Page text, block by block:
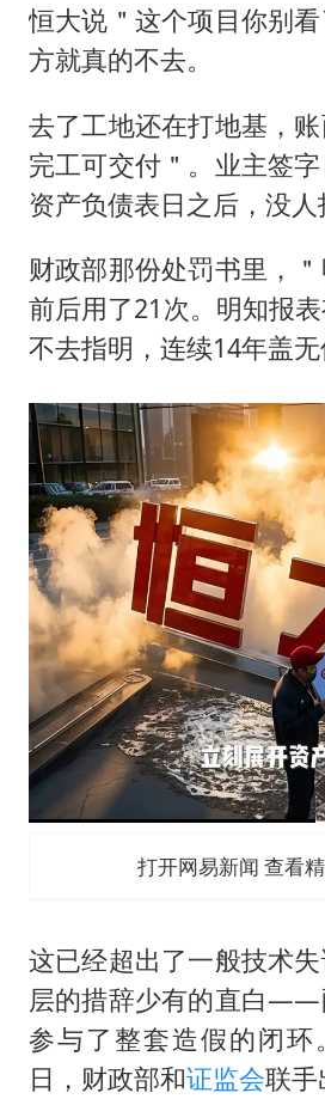
恒大说＂这个项目你别
方就真的不去。
去了工地还在打地基，
完工可交付＂。业主签
资产负债表日之后，没人
财政部那份处罚书里，
前后用了21次。明知报
不去指明，连续14年盖无
打开网易新闻 查看
这已经超出了一般技术
层的措辞少有的直白——
参与了整套造假的闭环
日，财政部和证监会联手